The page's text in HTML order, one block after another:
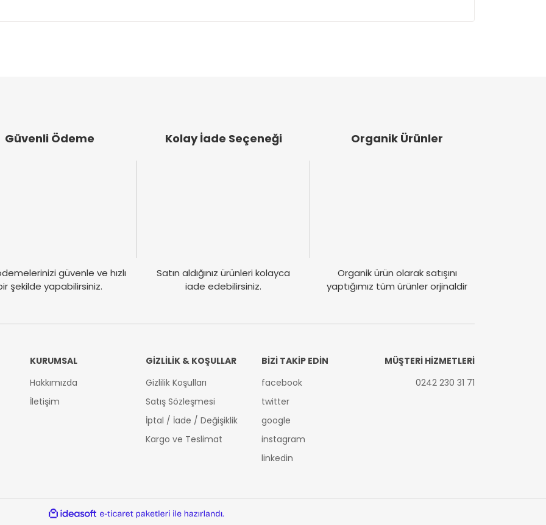
ve diğer konularda yetersiz gördüğünüz noktaları öneri formunu kullanarak tarafımıza iletebilirsiniz.
Güvenli Ödeme
güvenle ve hızlı
şekilde yapabilirsiniz.
Kolay İade Seçeneği
Satın aldığınız ürünleri kolayca
iade edebilirsiniz.
Organik Ürünler
Organik ürün olarak satışını
yaptığımız tüm ürünler orjinaldir
KURUMSAL
Hakkımızda
İletişim
GİZLİLİK & KOŞULLAR
Gizlilik Koşulları
Satış Sözleşmesi
İptal / İade / Değişiklik
Kargo ve Teslimat
BİZİ TAKİP EDİN
facebook
twitter
google
instagram
linkedin
MÜŞTERİ HİZMETLERİ
0242 230 31 71
ideasoft
e-